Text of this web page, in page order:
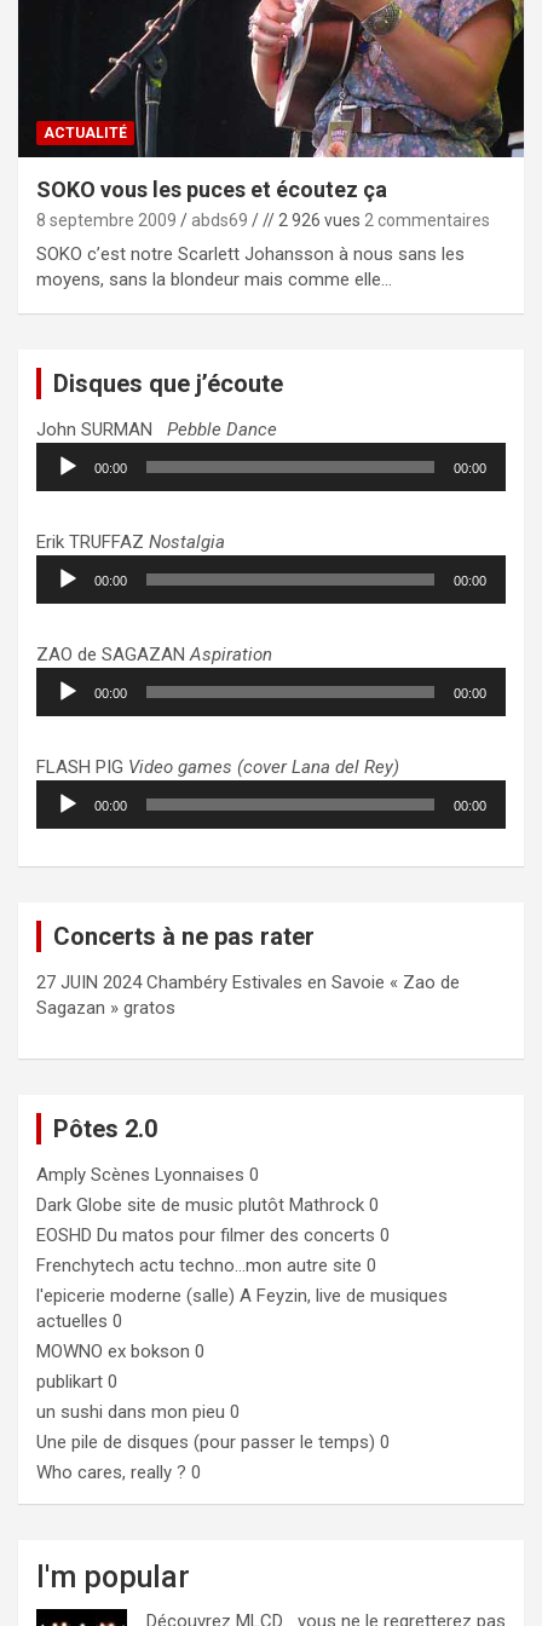
ACTUALITÉ
SOKO vous les puces et écoutez ça
8 septembre 2009 abds69 // 2 926 vues 2 commentaires
SOKO c’est notre Scarlett Johansson à nous sans les
moyens, sans la blondeur mais comme elle…
Disques que j’écoute
John SURMAN Pebble Dance
Lecteur
audio
00:00 00:00
Erik TRUFFAZ Nostalgia
Lecteur
audio
00:00 00:00
ZAO de SAGAZANAspiration
Lecteur
audio
00:00 00:00
FLASH PIG Video games (cover Lana del Rey)
Lecteur
audio
00:00 00:00
Concerts à ne pas rater
27 JUIN 2024 Chambéry Estivales en Savoie « Zao de
Sagazan » gratos
Pôtes 2.0
Amply Scènes Lyonnaises 0
Dark Globe site de music plutôt Mathrock 0
EOSHD Du matos pour filmer des concerts 0
Frenchytech actu techno…mon autre site 0
l'epicerie moderne (salle) A Feyzin, live de musiques
actuelles 0
MOWNO ex bokson 0
publikart 0
un sushi dans mon pieu 0
Une pile de disques (pour passer le temps) 0
Who cares, really ? 0
I'm popular
Découvrez MLCD… vous ne le regretterez pas